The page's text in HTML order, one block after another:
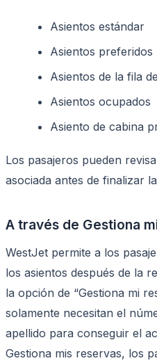
Asientos estándar
Asientos preferidos
Asientos de la fila
Asientos ocupados
Asiento de cabina
Los pasajeros pueden
asociada antes de finalizar
A través de Gestiona
WestJet permite a los
los asientos después de la
la opción de “Gestiona mi
solamente necesitan el
apellido para conseguir el
Gestiona mis reservas, los